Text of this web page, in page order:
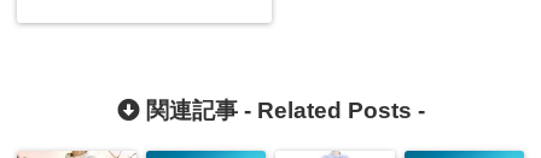
関連記事 - Related Posts -